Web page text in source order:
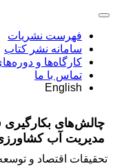
فهرست نشریات
سامانه نشر کتاب
کارگاه‌ها و
تماس با ما
English
چالش‌های بکارگیری
مدیریت آب
تحقیقات اقتصاد و